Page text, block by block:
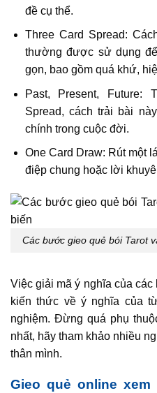
đề cụ thể.
Three Card Spread:
thường được sử dụng
gọn, bao gồm quá khứ,
Past, Present, Future:
Spread, cách trải bài
chính trong cuộc đời.
One Card Draw: Rút một
điệp chung hoặc lời
Các bước gieo quẻ bói Tarot
Việc giải mã ý nghĩa của
kiến thức về ý nghĩa của
nghiệm. Đừng quá phụ
nhất, hãy tham khảo nhiều
thân mình.
Gieo quẻ online